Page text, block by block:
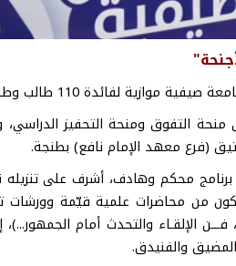
لفائدة 110 طالب وطالبة،
المستفيدين من منحة التفوق ومنحة التحفيز
محكم وهادف، أشرف على تنزيله
من محاضرات علمية قيّمة وورشات
الإلقـاء والتحدث أمام
والفنيدق.